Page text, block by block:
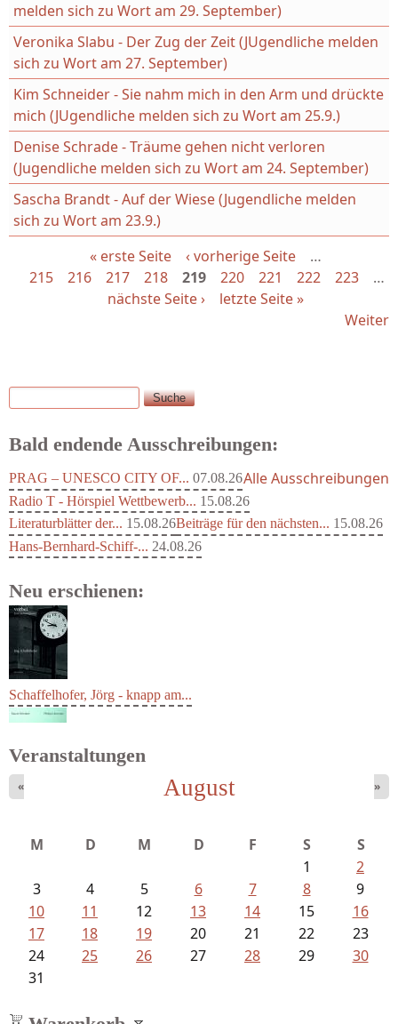
melden sich zu Wort am 29. September)
Veronika Slabu - Der Zug der Zeit (JUgendliche melden
sich zu Wort am 27. September)
Kim Schneider - Sie nahm mich in den Arm und drückte
mich (JUgendliche melden sich zu Wort am 25.9.)
Denise Schrade - Träume gehen nicht verloren
(Jugendliche melden sich zu Wort am 24. September)
Sascha Brandt - Auf der Wiese (Jugendliche melden
sich zu Wort am 23.9.)
« erste Seite ‹ vorherige Seite
…
215
216 217 218 219 220 221 222 223
…
nächste Seite ›
letzte Seite »
Weiter
Suchformular
Suche
Bald endende Ausschreibungen:
PRAG – UNESCO CITY OF... 07.08.26
Radio T - Hörspiel Wettbewerb... 15.08.26
Literaturblätter der... 15.08.26Beiträge für den nächsten... 15.08.26
Hans-Bernhard-Schiff-... 24.08.26
Alle Ausschreibungen
Neu erschienen:
Schaffelhofer, Jörg - knapp am...
Veranstaltungen
August
« »
M D M D F S
S
1
2
3
4 5 6 7 8
9
10
11 12 13 14 15
16
17
18 19 20 21 22
23
24
25 26 27 28 29
30
31